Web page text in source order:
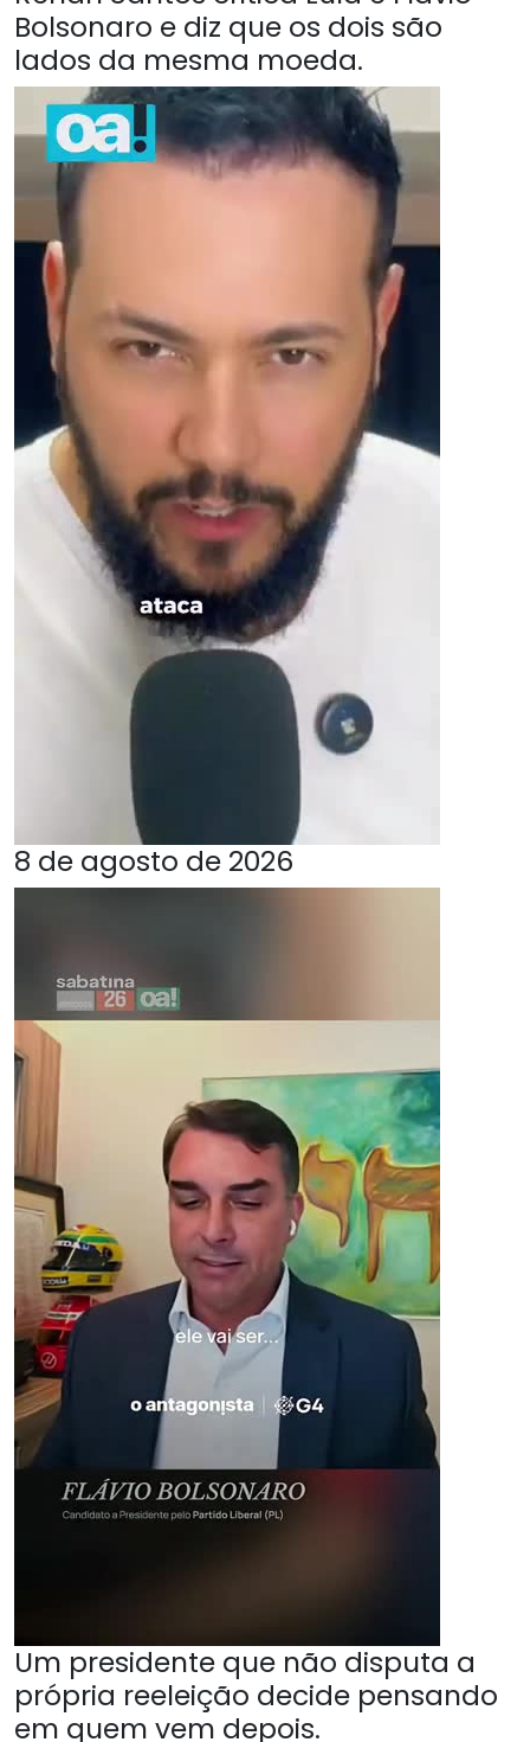
Bolsonaro e diz que os dois são
lados da mesma moeda.
8 de agosto de 2026
Um presidente que não disputa a
própria reeleição decide pensando
em quem vem depois.